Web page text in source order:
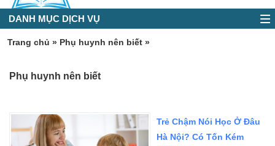
DANH MỤC DỊCH VỤ
Trang chủ » Phụ huynh nên biết »
Phụ huynh nên biết
Trẻ Chậm Nói Học Ở Đâu
Hà Nội? Có Tốn Kém